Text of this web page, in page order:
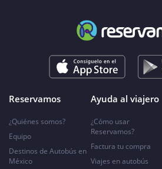
Reservamos
¿Quiénes somos?
Equipo
Destinos de Autobús en
México
Ayuda al viajero
¿Cómo usar
Reservamos?
Factura tu compra
Viajes en autobús